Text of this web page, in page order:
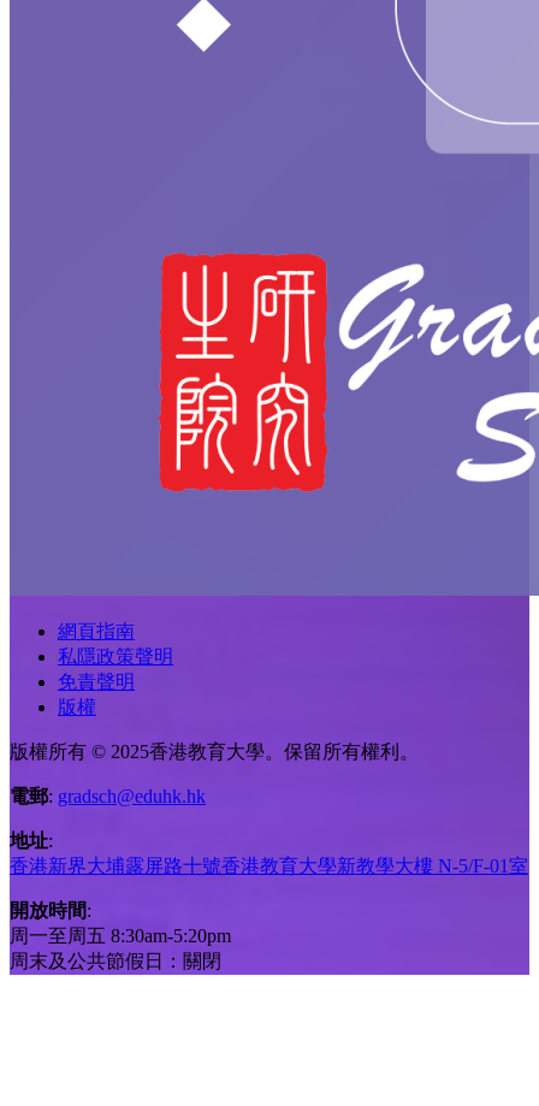
網頁指南
私隱政策聲明
免責聲明
版權
版權所有 © 2025香港教育大學。保留所有權利。
電郵: gradsch@eduhk.hk
地址:
香港新界大埔露屏路十號香港教育大學新教學大樓 N-5/F-01室
開放時間:
周一至周五 8:30am-5:20pm
周末及公共節假日：關閉